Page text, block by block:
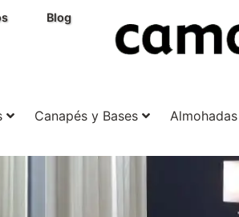
Blog
Canapés y Bases Almohadas